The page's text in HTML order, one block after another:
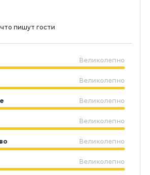
пишут гости
Великолепно
Великолепно
Великолепно
Великолепно
Великолепно
Великолепно